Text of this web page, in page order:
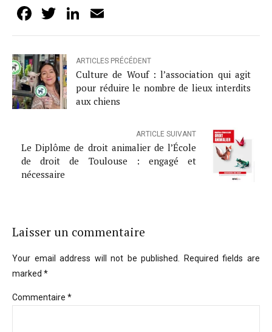
Facebook
TwitterLinkedIn
ARTICLES PRÉCÉDENT
Culture de Wouf : l’association qui agit
pour réduire le nombre de lieux interdits
aux chiens
ARTICLE SUIVANT
Le Diplôme de droit animalier de l’École
de droit de Toulouse : engagé et
nécessaire
Laisser un commentaire
Your email address will not be published. Required fields are
marked *
Commentaire *